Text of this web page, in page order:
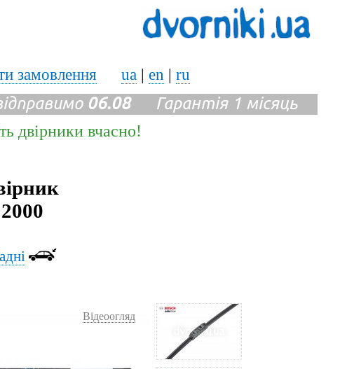
замовлення ua | en | ru
06.08Гарантія 1 місяць
двірники вчасно!
Відеоогляд